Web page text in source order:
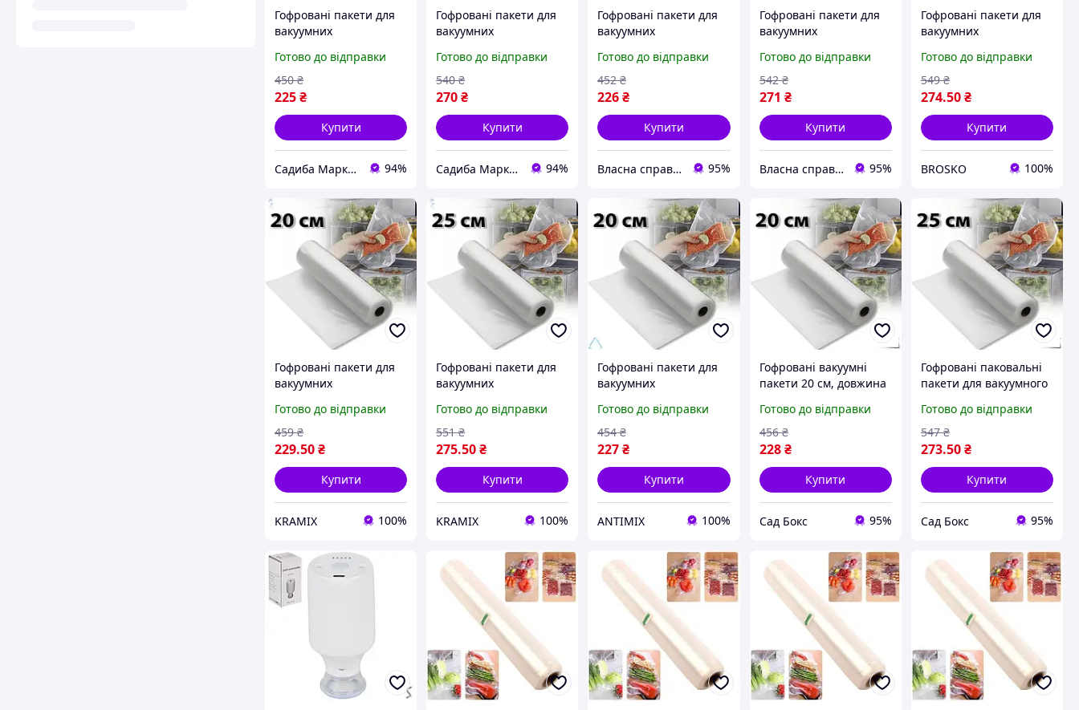
Гофровані пакети для
вакуумних
метрів для зберігання
продуктів захисту від
псування
Готово до відправки
225₴
450 ₴
Купити
Садиба Маркет 94%
Гофровані пакети для
вакуумних
метрів для зберігання
продуктів захисту від
псування
Готово до відправки
270₴
540 ₴
Купити
Садиба Маркет 94%
Гофровані пакети для
вакуумних
метрів для зберігання
продуктів тривалого
зберігання
Готово до відправки
226₴
452 ₴
Купити
Власна справа! 95%
Гофровані пакети для
вакуумних
універсальні для
довгострокового
зберігання продуктів
Готово до відправки
271 ₴
542 ₴
Купити
Власна справа! 95%
Гофровані пакети для
вакуумних
універсальні для
зберігання продуктів
надійні та міцні
Готово до відправки
274.50₴
549 ₴
Купити
BROSKO 100%
Гофровані пакети для
вакуумних
метрів для зберігання
продуктів захисту від
псування
Готово до відправки
229.50₴
459 ₴
Купити
KRAMIX 100%
Гофровані пакети для
вакуумних
універсальні для
зберігання продуктів
міцні та надійні
Готово до відправки
275.50₴
551 ₴
Купити
KRAMIX 100%
Гофровані пакети для
вакуумних
універсальні для
зберігання продуктів
20 см 5 метрів
Готово до відправки
227₴
454 ₴
Купити
ANTIMIX 100%
Гофровані вакуумні
пакети 20 см, довжина
продуктів і
продовження свіжості
Готово до відправки
228 ₴
456 ₴
Купити
Сад Бокс 95%
Гофровані паковальні
пакети для вакуумного
25 см завдовжки 5
метрів
Готово до відправки
273.50₴
547 ₴
Купити
Сад Бокс 95%